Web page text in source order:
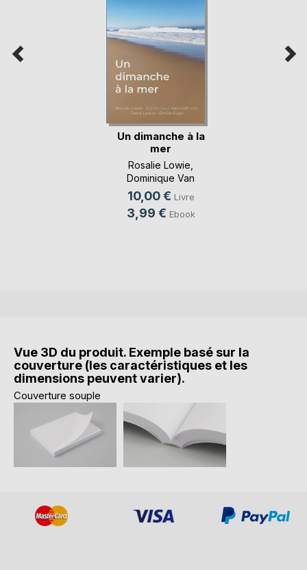
Un dimanche à la
mer
Rosalie Lowie
Dominique Van
Cotthem
10,00 € Livre
3,99 € Ebook
Vue 3D du produit. Exemple basé sur la
couverture (les caractéristiques et les
dimensions peuvent varier).
Couverture souple